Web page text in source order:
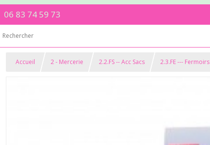
06 83 74 59 73
Accueil 2 - Mercerie 2.2.FS -- Acc Sacs 2.3.FE --- Fermoirs